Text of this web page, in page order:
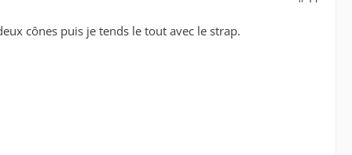
cônes puis je tends le tout avec le strap.